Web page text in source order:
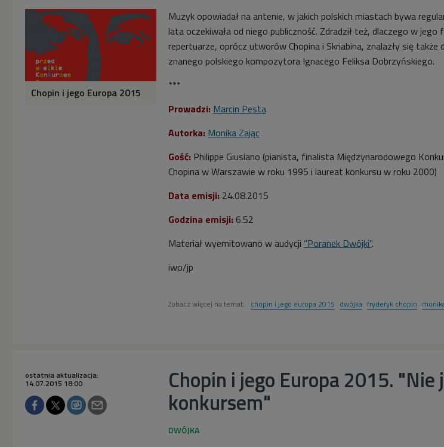
Chopin i jego Europa 2015
Muzyk opowiadał na antenie, w jakich polskich miastach bywa
lata oczekiwała od niego publiczność. Zdradził też, dlaczego w
repertuarze, oprócz utworów Chopina i Skriabina, znalazły się także
znanego polskiego kompozytora Ignacego Feliksa Dobrzyńskiego.
***
Prowadzi: Marcin Pesta
Autorka: Monika Zając
Gość: Philippe Giusiano (pianista, finalista Międzynarodowego
Chopina w Warszawie w roku 1995 i laureat konkursu w roku 2000)
Data emisji: 24.08.2015
Godzina emisji: 6.52
Materiał wyemitowano w audycji "Poranek Dwójki".
iwo/jp
Zobacz więcej na temat: chopin i jego europa 2015 dwójka fryderyk chopin
Chopin i jego Europa 2015.
konkursem"
ostatnia aktualizacja:
14.07.2015 18:00